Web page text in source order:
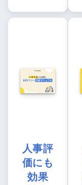
人事評
価にも
効果